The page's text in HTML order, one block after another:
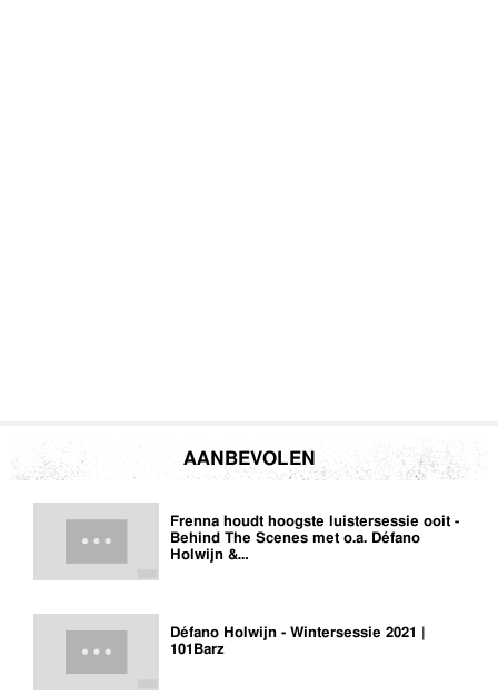
AANBEVOLEN
Frenna houdt hoogste luistersessie ooit -
Behind The Scenes met o.a. Défano
Holwijn &…
Défano Holwijn - Wintersessie 2021 |
101Barz